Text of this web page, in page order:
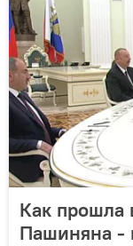
Как прошла
Пашиняна -